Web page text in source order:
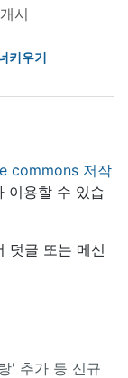
시
키우기
commons 저작
이용할 수 있습
덧글 또는 메신
' 추가 등 신규